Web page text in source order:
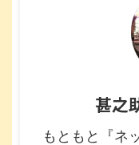
甚之
もともと『ネ